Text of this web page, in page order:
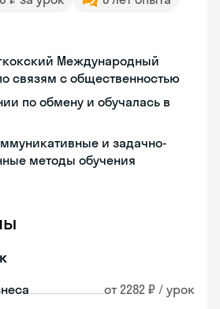
Международный
связям с общественностью
по обмену и обучалась в
и задачно-
методы обучения
от 2282 ₽ / урок